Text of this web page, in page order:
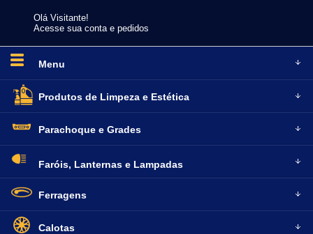
Olá Visitante!
Acesse sua conta e pedidos
Menu
Produtos de Limpeza e Estética
Parachoque e Grades
Faróis, Lanternase Lampadas
Ferragens
Calotas